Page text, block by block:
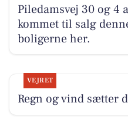
Piledamsvej 30 og 4
kommet til salg
boligerne her.
VEJRET
Regn og vind sætter